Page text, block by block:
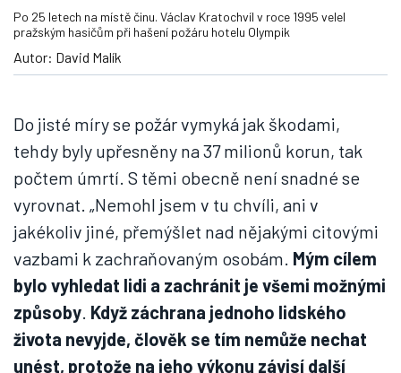
vazbami k zachraňovaným osobám.Mým cílem
bylo vyhledat lidi a zachránit je všemi možnými
způsoby. Když záchrana jednoho lidského
unést, protože na jeho výkonu závisí další
životy ,“ upřesňuje Václav Kratochvíl, jehož syn
Michal (38) je v současnosti zástupce velícího
důstojníka u HZS hl. m. Prahy.
„Někteří lidé záchranu odmítají!“
Hasič Michal Kratochvíl (38) popsal
složitosti…